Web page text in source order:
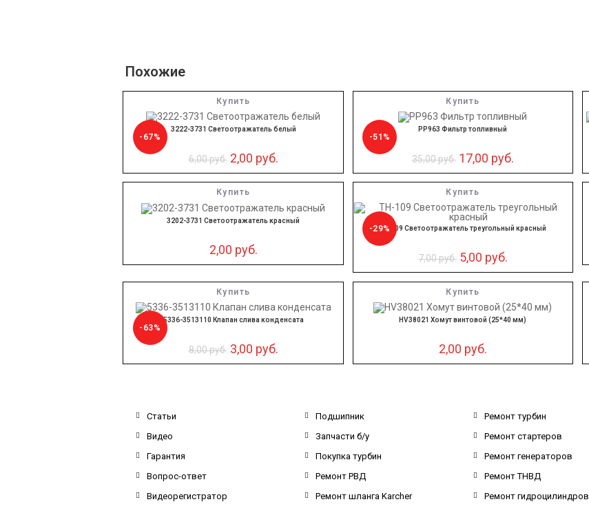
Похожие
Купить
-67%
3222-3731 Светоотражатель белый
6,00руб. 2,00 руб.
Купить
-51%
PP963 Фильтр топливный
35,00руб. 17,00 руб.
Купить
3202-3731 Светоотражатель красный
2,00 руб.
Купить
-29%ТН-109 Светоотражатель треугольный красный
7,00руб. 5,00 руб.
Купить
-63%
5336-3513110 Клапан слива конденсата
8,00руб. 3,00 руб.
Купить
HV38021 Хомут винтовой (25*40 мм)
2,00 руб.
Статьи
Видео
Гарантия
Вопрос-ответ
Видеорегистратор
Подшипник
Запчасти б/у
Покупка турбин
Ремонт РВД
Ремонт шланга Karcher
Ремонт турбин
Ремонт стартеров
Ремонт генераторов
Ремонт ТНВД
Ремонт гидроцилиндров